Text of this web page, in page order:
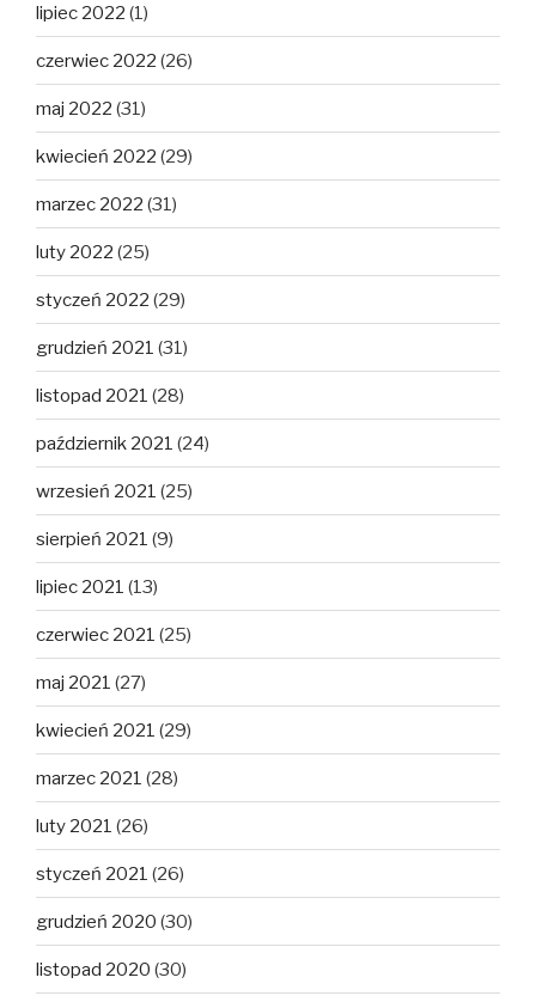
lipiec 2022 (1)
czerwiec 2022 (26)
maj 2022 (31)
kwiecień 2022 (29)
marzec 2022 (31)
luty 2022 (25)
styczeń 2022 (29)
grudzień 2021 (31)
listopad 2021 (28)
październik 2021 (24)
wrzesień 2021 (25)
sierpień 2021 (9)
lipiec 2021 (13)
czerwiec 2021 (25)
maj 2021 (27)
kwiecień 2021 (29)
marzec 2021 (28)
luty 2021 (26)
styczeń 2021 (26)
grudzień 2020 (30)
listopad 2020 (30)